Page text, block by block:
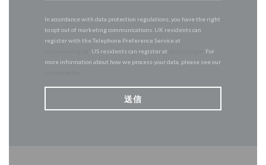
In accordance with data protection regulations, you have the right
to opt out of marketing communications. UK residents can
register with the Telephone Preference Service at
. US residents can register at
. For
more information about how we process your data, please see our